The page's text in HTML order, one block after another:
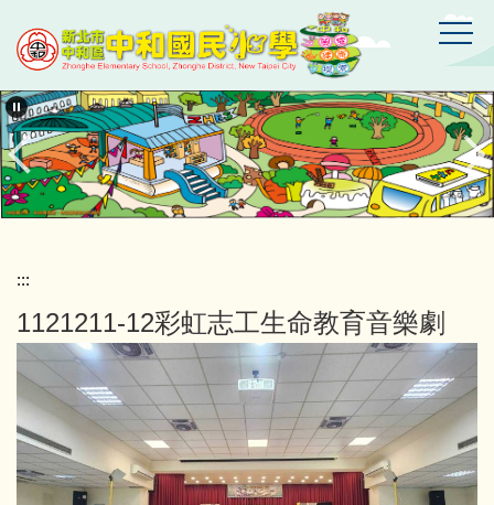
到
主
要
內
容
區
新
北
市
中
和
區
國
小
學
:::
1121211-12彩虹志工生命教育音樂劇